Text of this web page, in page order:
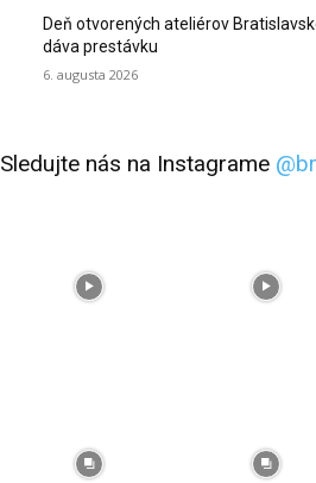
Deň otvorených ateliérov
dáva prestávku
6. augusta 2026
Sledujte nás na Instagrame